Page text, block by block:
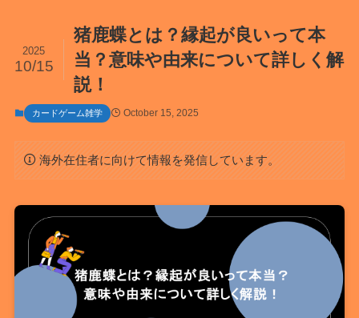
猪鹿蝶とは？縁起が良いって本
当？意味や由来について詳しく解
説！
2025
10/15
カードゲーム雑学 October 15, 2025
海外在住者に向けて情報を発信しています。